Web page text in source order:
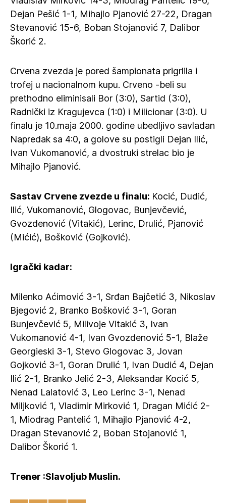
Dejan Pešić 1-1, Mihajlo Pjanović 27-22, Dragan
Stevanović 15-6, Boban Stojanović 7, Dalibor
Škorić 2.
Crvena zvezda je pored šampionata prigrlila i
trofej u nacionalnom kupu. Crveno -beli su
prethodno eliminisali Bor (3:0), Sartid (3:0),
Radnički iz Kragujevca (1:0) i Milicionar (3:0). U
finalu je 10.maja 2000. godine ubedljivo savladan
Napredak sa 4:0, a golove su postigli Dejan Ilić,
Ivan Vukomanović, a dvostruki strelac bio je
Mihajlo Pjanović.
Sastav Crvene zvezde u finalu: Kocić, Dudić,
Ilić, Vukomanović, Glogovac, Bunjevčević,
Gvozdenović (Vitakić), Lerinc, Drulić, Pjanović
(Mićić), Bošković (Gojković).
Igrački kadar:
Milenko Aćimović 3-1, Srđan Bajčetić 3, Nikoslav
Bjegović 2, Branko Bošković 3-1, Goran
Bunjevčević 5, Milivoje Vitakić 3, Ivan
Vukomanović 4-1, Ivan Gvozdenović 5-1, Blaže
Georgieski 3-1, Stevo Glogovac 3, Jovan
Gojković 3-1, Goran Drulić 1, Ivan Dudić 4, Dejan
Ilić 2-1, Branko Jelić 2-3, Aleksandar Kocić 5,
Nenad Lalatović 3, Leo Lerinc 3-1, Nenad
Miljković 1, Vladimir Mirković 1, Dragan Mićić 2-
1, Miodrag Pantelić 1, Mihajlo Pjanović 4-2,
Dragan Stevanović 2, Boban Stojanović 1,
Dalibor Škorić 1.
Trener :Slavoljub Muslin.